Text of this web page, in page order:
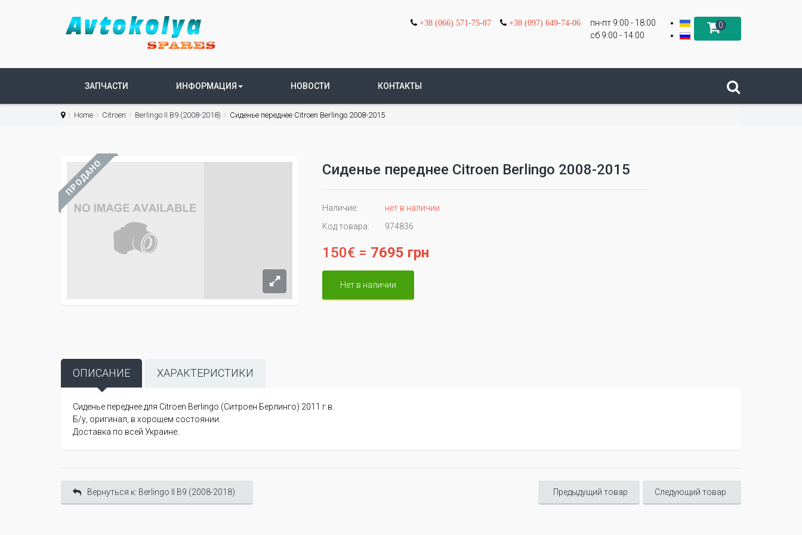
+38 (066) 571-75-87 +38 (097) 649-74-06
пн-пт 9:00 - 18:00
сб 9:00 - 14:00
0
ЗАПЧАСТИ ИНФОРМАЦИЯ НОВОСТИ КОНТАКТЫ
Home Citroen Berlingo II B9 (2008-2018) Сиденье переднее Citroen Berlingo 2008-2015
ПРОДАНО Сиденье переднее Citroen Berlingo 2008-2015
Наличие:
нет в наличии
Код товара:
974836
150€ = 7695 грн
Нет в наличии
ОПИСАНИЕ ХАРАКТЕРИСТИКИ
Сиденье переднее для Citroen Berlingo (Ситроен Берлинго) 2011 г.в.
Б/у, оригинал, в хорошем состоянии.
Доставка по всей Украине.
Вернуться к: Berlingo II B9 (2008-2018) Предыдущий товар Следующий товар